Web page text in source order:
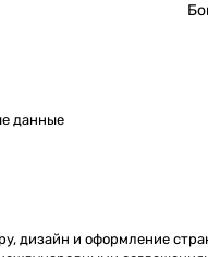
данные
дизайн и оформление